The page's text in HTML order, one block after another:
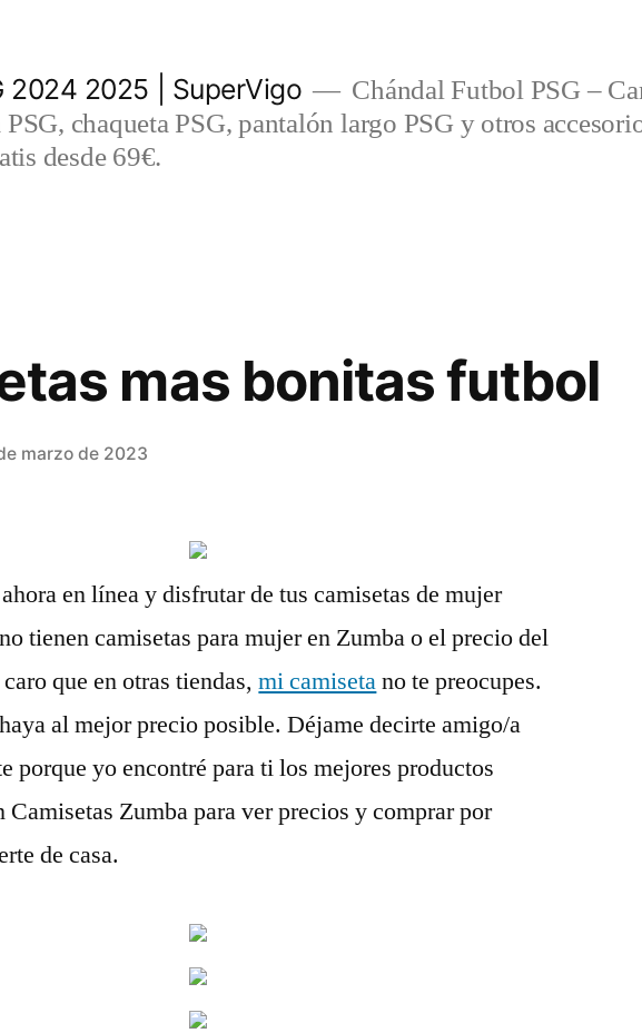
2024 2025 | SuperVigo
Chándal Futbol PSG –
PSG, chaqueta PSG, pantalón largo PSG y otros
desde 69€.
mas bonitas futbol
marzo de 2023
en línea y disfrutar de tus camisetas de mujer
tienen camisetas para mujer en Zumba o el precio del
que en otras tiendas,mi camisetano te preocupes.
al mejor precio posible. Déjame decirte amigo/a
porque yo encontré para ti los mejores productos
Camisetas Zumba para ver precios y comprar por
de casa.